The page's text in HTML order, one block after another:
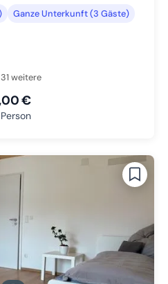
Ganze Unterkunft (3 Gäste)
weitere
€